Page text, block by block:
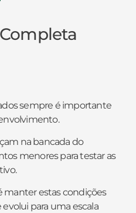
sempre é importante
na bancada do
menores para testar as
manter estas condições
para uma escala